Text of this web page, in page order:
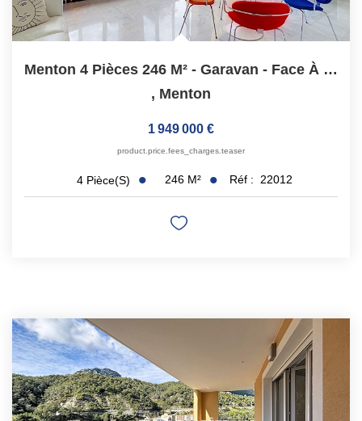
Menton 4 Pièces 246 M² - Garavan - Face À La Méditerranée
, Menton
1 949 000 €
product.price.fees_charges.teaser
4 Pièce(s) 246 M² Réf : 22012